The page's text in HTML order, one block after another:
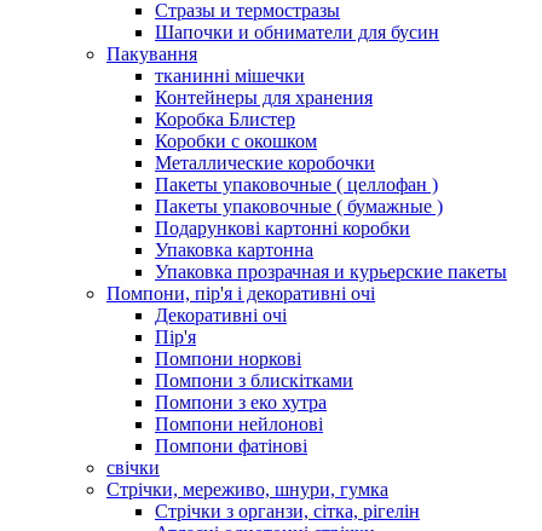
Стразы и термостразы
Шапочки и обниматели для бусин
Пакування
тканинні мішечки
Контейнеры для хранения
Коробка Блистер
Коробки с окошком
Металлические коробочки
Пакеты упаковочные ( целлофан )
Пакеты упаковочные ( бумажные )
Подарункові картонні коробки
Упаковка картонна
Упаковка прозрачная и курьерские пакеты
Помпони, пір'я і декоративні очі
Декоративні очі
Пір'я
Помпони норкові
Помпони з блискітками
Помпони з еко хутра
Помпони нейлонові
Помпони фатінові
свічки
Стрічки, мереживо, шнури, гумка
Стрічки з органзи, сітка, рігелін